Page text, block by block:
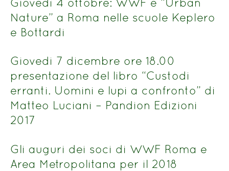
Nature” a Roma nelle scuole Keplero
e Bottardi
Giovedi 7 dicembre ore 18.00
presentazione del libro “Custodi
erranti. Uomini e lupi a confronto” di
Matteo Luciani – Pandion Edizioni
2017
Gli auguri dei soci di WWF Roma e
Area Metropolitana per il 2018